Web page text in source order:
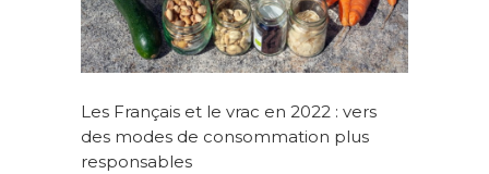
Les Français et le vrac en 2022 : vers
des modes de consommation plus
responsables